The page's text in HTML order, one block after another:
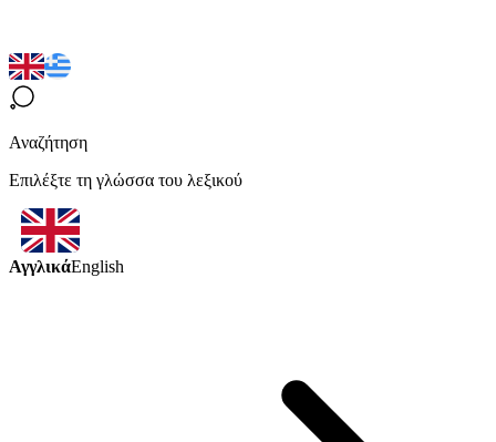
Αναζήτηση
Επιλέξτε τη γλώσσα του λεξικού
ΑγγλικάEnglish